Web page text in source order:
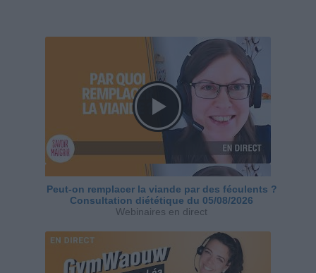
Peut-on remplacer la viande par des féculents ?
Consultation diététique du 05/08/2026
Webinaires en direct